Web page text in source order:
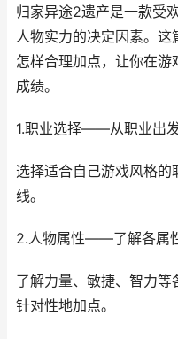
归家异途2遗产是一款受
人物实力的决定因素。这
怎样合理加点，让你在
成绩。
1.职业选择——从职业出
选择适合自己游戏风格
线。
2.人物属性——了解各属
了解力量、敏捷、智力
针对性地加点。